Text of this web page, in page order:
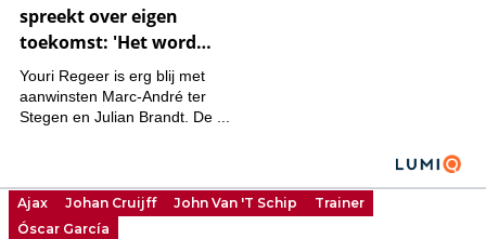
Ajax Johan Cruijff John Van 't Schip
Trainer
Óscar García